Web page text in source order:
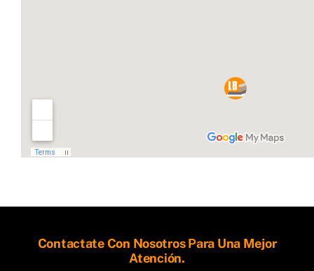
Contactate Con Nosotros Para Una Mejor
Atención.